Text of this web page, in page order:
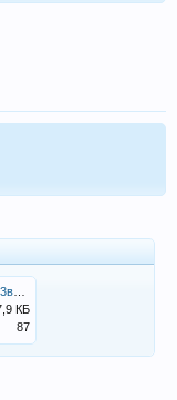
КБ
87